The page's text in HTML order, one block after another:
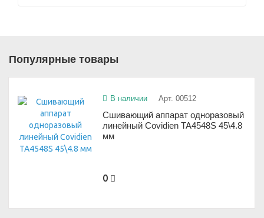
Популярные товары
В наличии Арт. 00512
Сшивающий аппарат одноразовый
линейный Covidien TA4548S 45\4.8
мм
0